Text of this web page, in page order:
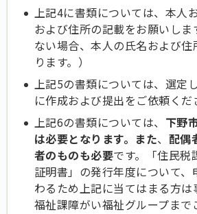
上記4に書類については、本人
および住所の記載をお願いしま
ない場合、本人の氏名および
ります。）
上記5の書類については、選定
に作成および提出をご依頼くだ
上記6の書類については、 下野
は必要となります。また、 配偶
者のものも必要です。「住民税
証明書」の発行年度について、
わるため上記に当てはまる方
福祉課障がい福祉グループまで